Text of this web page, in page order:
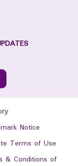
Notice
Terms of Use
& Conditions of